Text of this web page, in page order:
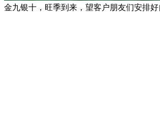
金九银十，旺季到来，望客户朋友们安排